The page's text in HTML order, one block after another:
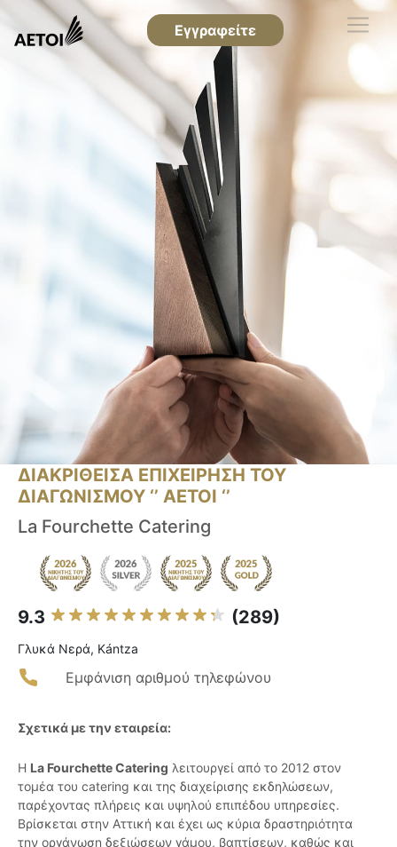
Εγγραφείτε
ΔΙΑΚΡΙΘΕΙΣΑ ΕΠΙΧΕΙΡΗΣΗ ΤΟΥ
ΔΙΑΓΩΝΙΣΜΟΥ ‘’ ΑΕΤΟΙ ‘’
La Fourchette Catering
9.3 (289)
Γλυκά Νερά, Kántza
Εμφάνιση αριθμού τηλεφώνου
Σχετικά με την εταιρεία:
Η La Fourchette Catering λειτουργεί από το 2012 στον
τομέα του catering και της διαχείρισης εκδηλώσεων,
παρέχοντας πλήρεις και υψηλού επιπέδου υπηρεσίες.
Βρίσκεται στην Αττική και έχει ως κύρια δραστηριότητα
την οργάνωση δεξιώσεων γάμου, βαπτίσεων, καθώς και